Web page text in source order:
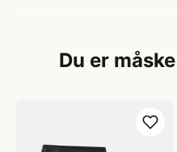
Du er